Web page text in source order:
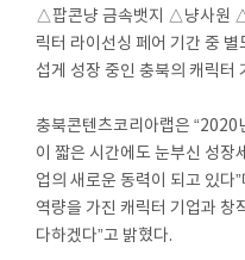
△팝콘냥 금속뱃지 △냥사원
릭터 라이선싱 페어 기간 중
섭게 성장 중인 충북의 캐릭터
충북콘텐츠코리아랩은 “2020
이 짧은 시간에도 눈부신 성장
업의 새로운 동력이 되고 있다
역량을 가진 캐릭터 기업과
다하겠다”고 밝혔다.